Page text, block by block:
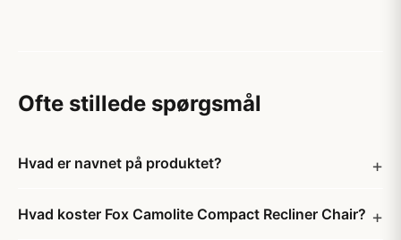
Ofte stillede spørgsmål
Hvad er navnet på produktet?
Hvad koster Fox Camolite Compact Recliner Chair?